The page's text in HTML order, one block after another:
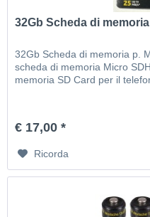
32Gb Scheda di
32Gb Scheda di memoria p.
scheda di memoria Micro
memoria SD Card per il
€ 17,00 *
Ricorda